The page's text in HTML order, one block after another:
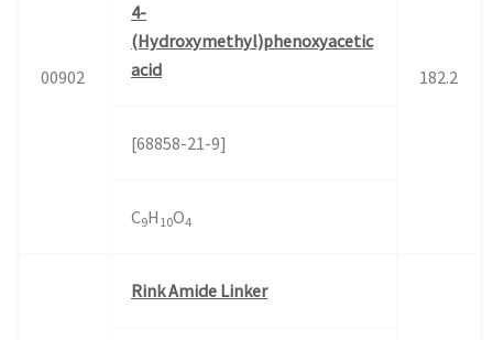
00902 182.2
4-
(Hydroxymethyl)phenoxyacetic
acid
[68858-21-9]
C9H 10O4
Rink Amide Linker